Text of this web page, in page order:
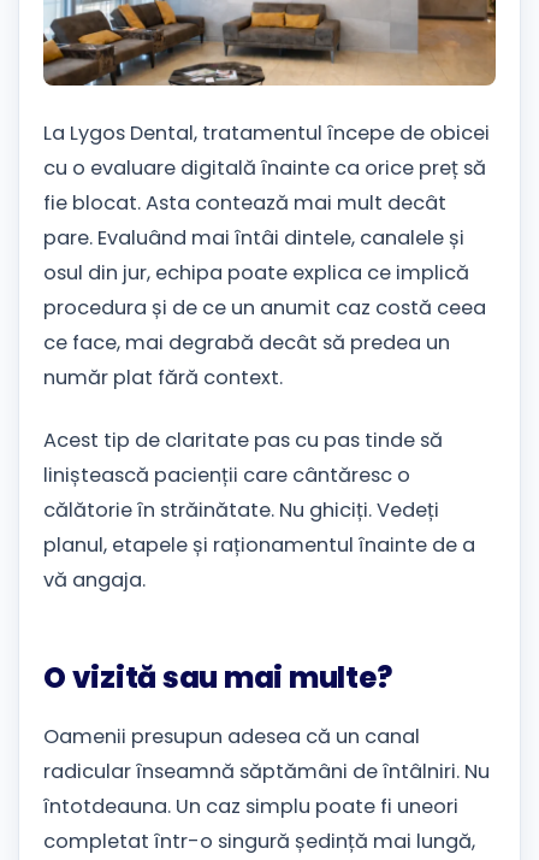
La Lygos Dental, tratamentul începe de obicei
cu o evaluare digitală înainte ca orice preț să
fie blocat. Asta contează mai mult decât
pare. Evaluând mai întâi dintele, canalele și
osul din jur, echipa poate explica ce implică
procedura și de ce un anumit caz costă ceea
ce face, mai degrabă decât să predea un
număr plat fără context.
Acest tip de claritate pas cu pas tinde să
liniștească pacienții care cântăresc o
călătorie în străinătate. Nu ghiciți. Vedeți
planul, etapele și raționamentul înainte de a
vă angaja.
O vizită sau mai multe?
Oamenii presupun adesea că un canal
radicular înseamnă săptămâni de întâlniri. Nu
întotdeauna. Un caz simplu poate fi uneori
completat într-o singură ședință mai lungă,